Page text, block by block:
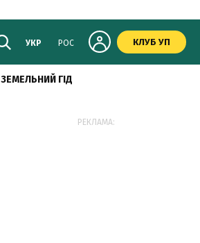
УКР РОС КЛУБ УП
ЗЕМЕЛЬНИЙ ГІД
РЕКЛАМА: